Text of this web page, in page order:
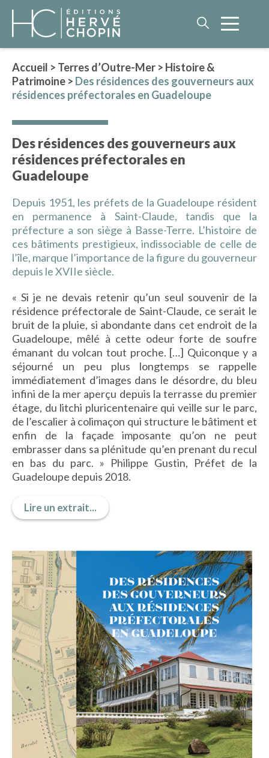
LITTÉRATURE
NOS AUTEURS
ROMAN HISTORIQUE
POLAR
PHILOSOPHIE
BEAUX-LIVRES
HISTOIRE & PATRIMOINE
ART & CULTURE
JEUNESSE
TERRES D’OUTRE-MER
ART & CULTURE
HISTOIRE & PATRIMOINE
NATURE & ENVIRONNEMENT
PARCOURS DU PATRIMOINE
PHOTOGRAPHIE & TOURISME
ACTUALITÉS
LA MAISON
CONTACT
INSCRIPTION NEWSLETTER
Accueil > Terres d’Outre-Mer > Histoire &
Patrimoine > Des résidences des gouverneurs aux
résidences préfectorales en Guadeloupe
Des résidences des gouverneurs aux
résidences préfectorales en
Guadeloupe
Depuis 1951, les préfets de la Guadeloupe résident
en permanence à Saint-Claude, tandis que la
préfecture a son siège à Basse-Terre. L’histoire de
ces bâtiments prestigieux, indissociable de celle de
l’île, marque l’importance de la figure du gouverneur
depuis le XVIIe siècle.
« Si je ne devais retenir qu’un seul souvenir de la
résidence préfectorale de Saint-Claude, ce serait le
bruit de la pluie, si abondante dans cet endroit de la
Guadeloupe, mêlé à cette odeur forte de soufre
émanant du volcan tout proche. […] Quiconque y a
séjourné un peu plus longtemps se rappelle
immédiatement d’images dans le désordre, du bleu
infini de la mer aperçu depuis la terrasse du premier
étage, du litchi pluricentenaire qui veille sur le parc,
de l’escalier à colimaçon qui structure le bâtiment et
enfin de la façade imposante qu’on ne peut
embrasser dans sa plénitude qu’en prenant du recul
en bas du parc. » Philippe Gustin, Préfet de la
Guadeloupe depuis 2018.
Lire un extrait...